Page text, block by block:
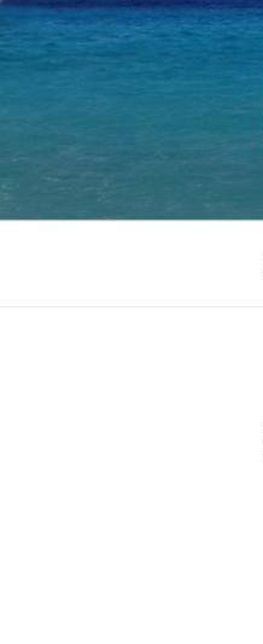
Saltar
al
contenido